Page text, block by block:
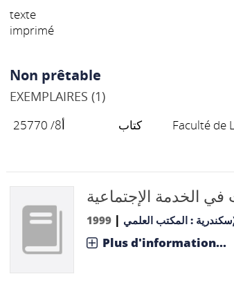
texte
imprimé
Non prêtable
EXEMPLAIRES (1)
أ8/ 25770 كتاب Faculté de
الخدمة الإجتماعية
: المكتب العلمي |
1999
Plus d'information...